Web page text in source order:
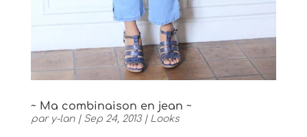
~ Ma combinaison en jean ~
par y-lan| Sep 24, 2013| Looks